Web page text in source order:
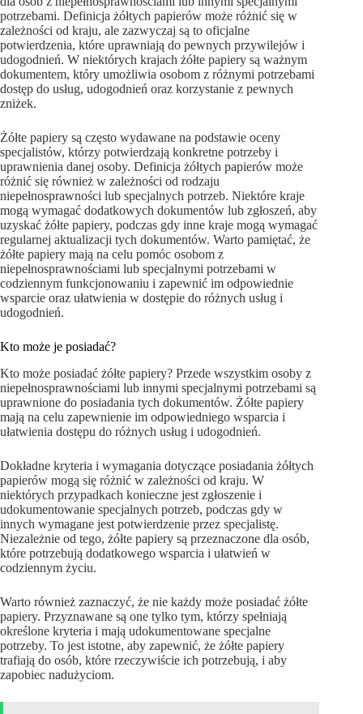
potrzebami. Definicja żółtych papierów może różnić się w
zależności od kraju, ale zazwyczaj są to oficjalne
potwierdzenia, które uprawniają do pewnych przywilejów i
udogodnień. W niektórych krajach żółte papiery są ważnym
dokumentem, który umożliwia osobom z różnymi potrzebami
dostęp do usług, udogodnień oraz korzystanie z pewnych
zniżek.
Żółte papiery są często wydawane na podstawie oceny
specjalistów, którzy potwierdzają konkretne potrzeby i
uprawnienia danej osoby. Definicja żółtych papierów może
różnić się również w zależności od rodzaju
niepełnosprawności lub specjalnych potrzeb. Niektóre kraje
mogą wymagać dodatkowych dokumentów lub zgłoszeń, aby
uzyskać żółte papiery, podczas gdy inne kraje mogą wymagać
regularnej aktualizacji tych dokumentów. Warto pamiętać, że
żółte papiery mają na celu pomóc osobom z
niepełnosprawnościami lub specjalnymi potrzebami w
codziennym funkcjonowaniu i zapewnić im odpowiednie
wsparcie oraz ułatwienia w dostępie do różnych usług i
udogodnień.
Kto może je posiadać?
Kto może posiadać żółte papiery? Przede wszystkim osoby z
niepełnosprawnościami lub innymi specjalnymi potrzebami są
uprawnione do posiadania tych dokumentów. Żółte papiery
mają na celu zapewnienie im odpowiedniego wsparcia i
ułatwienia dostępu do różnych usług i udogodnień.
Dokładne kryteria i wymagania dotyczące posiadania żółtych
papierów mogą się różnić w zależności od kraju. W
niektórych przypadkach konieczne jest zgłoszenie i
udokumentowanie specjalnych potrzeb, podczas gdy w
innych wymagane jest potwierdzenie przez specjalistę.
Niezależnie od tego, żółte papiery są przeznaczone dla osób,
które potrzebują dodatkowego wsparcia i ułatwień w
codziennym życiu.
Warto również zaznaczyć, że nie każdy może posiadać żółte
papiery. Przyznawane są one tylko tym, którzy spełniają
określone kryteria i mają udokumentowane specjalne
potrzeby. To jest istotne, aby zapewnić, że żółte papiery
trafiają do osób, które rzeczywiście ich potrzebują, i aby
zapobiec nadużyciom.